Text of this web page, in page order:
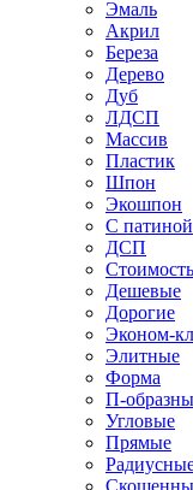
Эмаль
Акрил
Береза
Дерево
Дуб
ЛДСП
Массив
Пластик
Шпон
Экошпон
С патиной
ДСП
Стоимость
Дешевые
Дорогие
Эконом-
Элитные
Форма
П-
Угловые
Прямые